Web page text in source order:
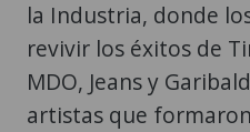
la Industria, donde
revivir los éxitos de
MDO, Jeans y
artistas que